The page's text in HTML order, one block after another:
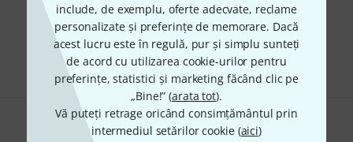
include, de exemplu, oferte adecvate, reclame
personalizate și preferințe de memorare. Dacă
acest lucru este în regulă, pur și simplu sunteți
de acord cu utilizarea cookie-urilor pentru
preferințe, statistici și marketing făcând clic pe
„Bine!” (arata tot).
Vă puteți retrage oricând consimțământul prin
intermediul setărilor cookie (aici)
Îți place ceea ce vezi?
Share Ajutor și feedback